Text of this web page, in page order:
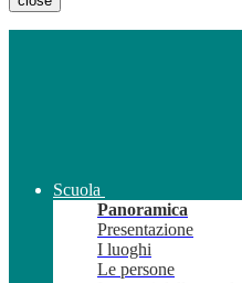
Scuola
Panoramica
Presentazione
I luoghi
Le persone